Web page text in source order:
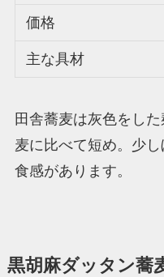
価格
主な具材
田舎蕎麦は灰色をし
麦に比べて短め。少
食感があります。
黒胡麻ダッタン蕎